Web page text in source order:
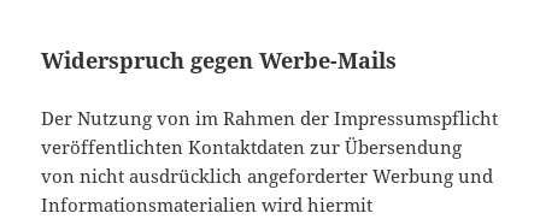
Widerspruch gegen Werbe-Mails
Der Nutzung von im Rahmen der Impressumspflicht
veröffentlichten Kontaktdaten zur Übersendung
von nicht ausdrücklich angeforderter Werbung und
Informationsmaterialien wird hiermit